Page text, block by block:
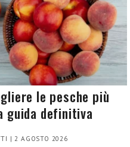
le pesche più
guida definitiva
| 2 AGOSTO 2026